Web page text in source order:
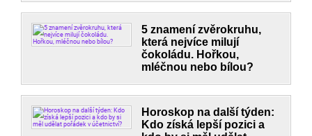
5 znamení zvěrokruhu,
která nejvíce milují
čokoládu. Hořkou,
mléčnou nebo bílou?
Horoskop na další týden:
Kdo získá lepší pozici a